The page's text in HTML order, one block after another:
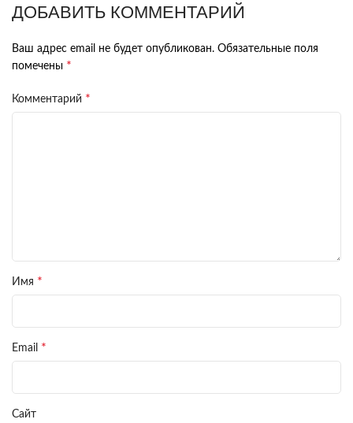
ДОБАВИТЬ КОММЕНТАРИЙ
Ваш адрес email не будет опубликован. Обязательные поля
помечены *
Комментарий *
Имя *
Email *
Сайт